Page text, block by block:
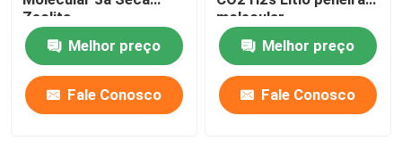
Zeolita
Melhor preço
Fale Conosco
molecular
Melhor preço
Fale Conosco